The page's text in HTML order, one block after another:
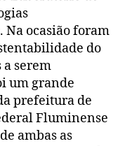
Na ocasião foram
do
a serem
um grande
prefeitura de
Fluminense
ambas as